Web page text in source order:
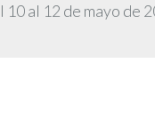
10 al 12 de mayo de